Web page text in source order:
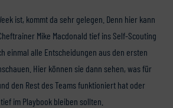
ist, kommt da sehr gelegen. Denn hier kann
Mike Macdonald tief ins Self-Scouting
einmal alle Entscheidungen aus den ersten
Hier können sie dann sehen, was für
den Rest des Teams funktioniert hat oder
im Playbook bleiben sollten.